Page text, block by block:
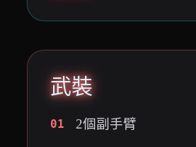
武裝
01 2個副手臂